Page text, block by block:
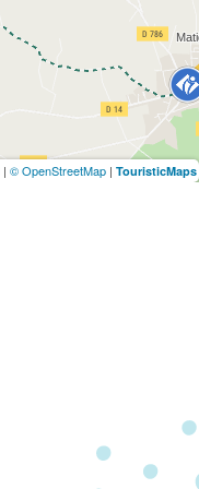
| © OpenStreetMap | TouristicMaps